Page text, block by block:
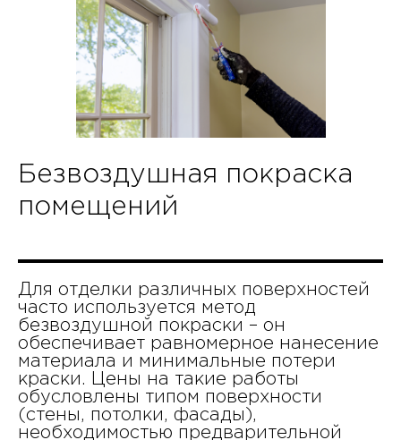
Безвоздушная покраска
помещений
Для отделки различных поверхностей
часто используется метод
безвоздушной покраски – он
обеспечивает равномерное нанесение
материала и минимальные потери
краски. Цены на такие работы
обусловлены типом поверхности
(стены, потолки, фасады),
необходимостью предварительной